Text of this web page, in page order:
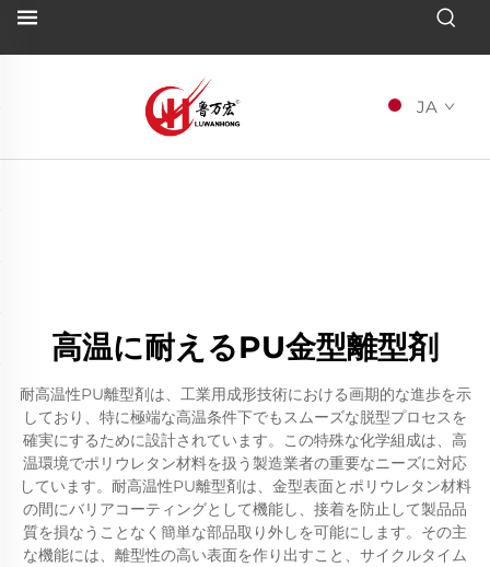
JA
高温に耐えるPU金型離型剤
耐高温性PU離型剤は、工業用成形技術における画期的な進歩を示
しており、特に極端な高温条件下でもスムーズな脱型プロセスを
確実にするために設計されています。この特殊な化学組成は、高
温環境でポリウレタン材料を扱う製造業者の重要なニーズに対応
しています。耐高温性PU離型剤は、金型表面とポリウレタン材料
の間にバリアコーティングとして機能し、接着を防止して製品品
質を損なうことなく簡単な部品取り外しを可能にします。その主
な機能には、離型性の高い表面を作り出すこと、サイクルタイム